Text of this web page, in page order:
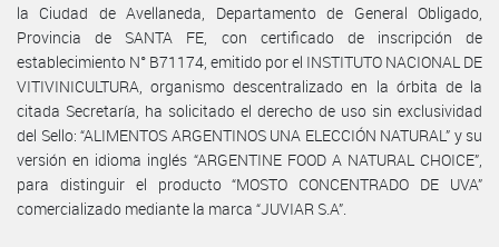
la Ciudad de Avellaneda, Departamento de General Obligado,
Provincia de SANTA FE, con certificado de inscripción de
establecimiento N° B71174, emitido por el INSTITUTO NACIONAL DE
VITIVINICULTURA, organismo descentralizado en la órbita de la
citada Secretaría, ha solicitado el derecho de uso sin exclusividad
del Sello: “ALIMENTOS ARGENTINOS UNA ELECCIÓN NATURAL” y su
versión en idioma inglés “ARGENTINE FOOD A NATURAL CHOICE”,
para distinguir el producto “MOSTO CONCENTRADO DE UVA”
comercializado mediante la marca “JUVIAR S.A”.